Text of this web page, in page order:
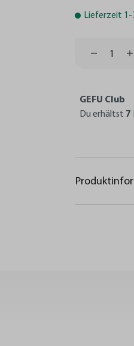
Lieferzeit 1-
GEFU Club
Du erhältst 7